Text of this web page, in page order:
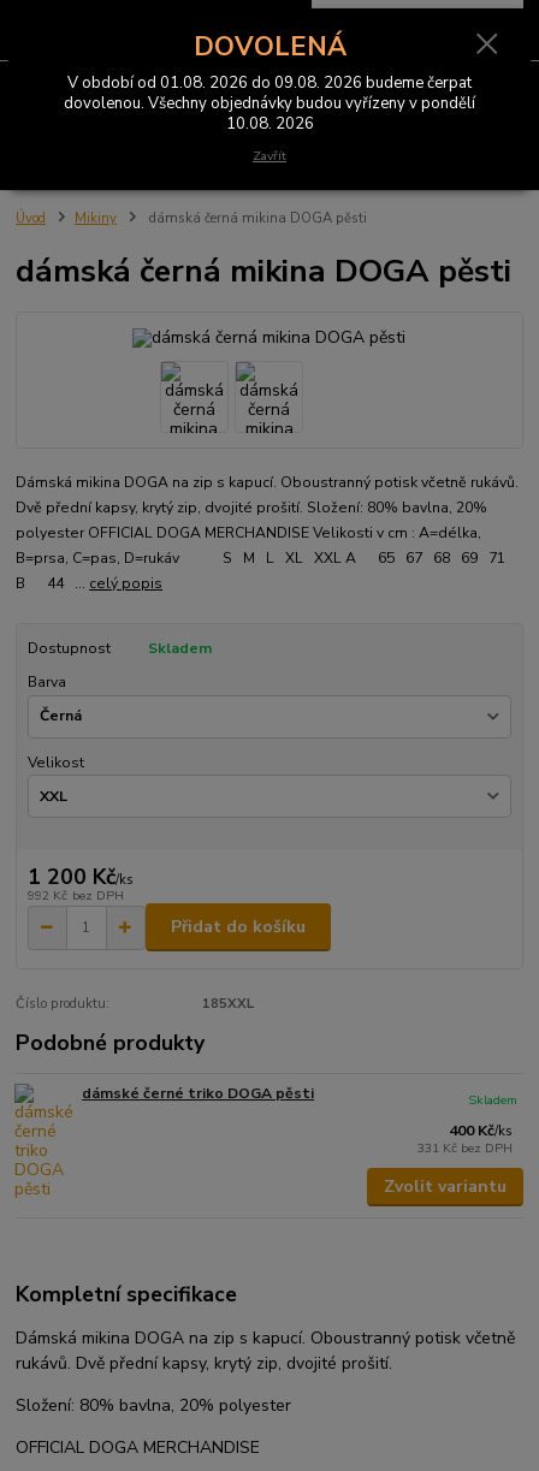
Menu
0 Kč
Úvod Mikiny dámská černá mikina DOGA pěsti
dámská černá mikina DOGA pěsti
Dámská mikina DOGA na zip s kapucí. Oboustranný potisk včetně rukávů.
Dvě přední kapsy, krytý zip, dvojité prošití. Složení: 80% bavlna, 20%
polyester OFFICIAL DOGA MERCHANDISE Velikosti v cm : A=délka,
B=prsa, C=pas, D=rukáv S M L XL XXL A 65 67 68 69 71
B 44 ... celý popis
Dostupnost
Skladem
Barva
Velikost
1 200 Kč/ks
992 Kč bez DPH
Přidat do košíku
Číslo produktu: 185XXL
Podobné produkty
dámské černé triko DOGA pěsti
400 Kč/ks
331 Kč bez DPH
Skladem
Zvolit variantu
Kompletní specifikace
Dámská mikina DOGA na zip s kapucí. Oboustranný potisk včetně
rukávů. Dvě přední kapsy, krytý zip, dvojité prošití.
Složení: 80% bavlna, 20% polyester
OFFICIAL DOGA MERCHANDISE
DOVOLENÁ
V období od 01.08. 2026 do 09.08. 2026 budeme čerpat
dovolenou. Všechny objednávky budou vyřízeny v pondělí
10.08. 2026
Zavřít